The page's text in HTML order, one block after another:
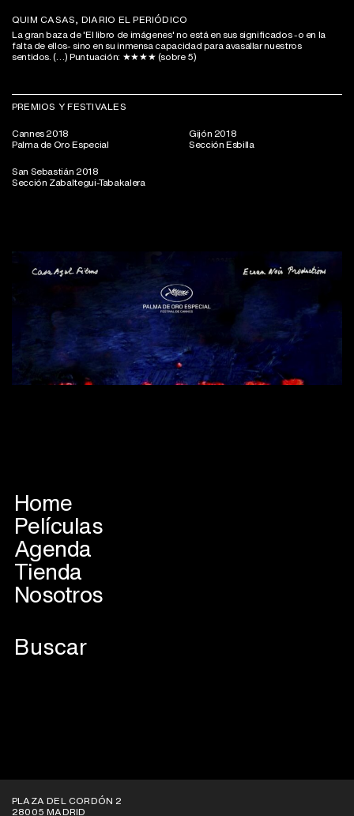
Home
Películas
Agenda
Tienda
Nosotros
QUIM CASAS, DIARIO EL PERIÓDICO
La gran baza de 'El libro de imágenes' no está en sus significados -o en la
falta de ellos- sino en su inmensa capacidad para avasallar nuestros
sentidos. (…) Puntuación: ★★★★ (sobre 5)
PREMIOS Y FESTIVALES
Cannes 2018
Palma de Oro Especial
San Sebastián 2018
Sección Zabaltegui-Tabakalera
Gijón 2018
Sección Esbilla
PLAZA DEL CORDÓN 2
28005 MADRID